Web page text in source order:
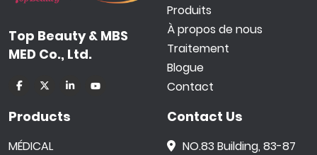
Top Beauty & MBS
MED Co., Ltd.
Produits
À propos de nous
Traitement
Blogue
Contact
Products
MÉDICAL
Contact Us
NO.83 Building, 83-87